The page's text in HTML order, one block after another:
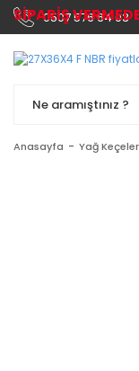
0507 576 64 03
Anasayfa Yağ
SİPARİŞ